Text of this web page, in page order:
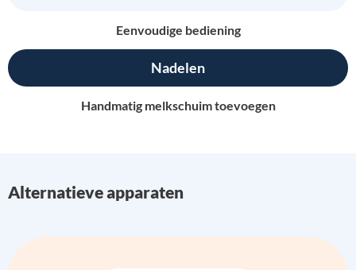
Eenvoudige bediening
Nadelen
Handmatig melkschuim toevoegen
Alternatieve apparaten